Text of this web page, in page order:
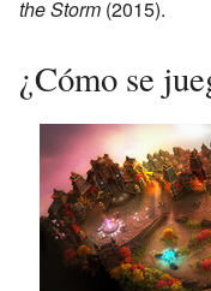
the Storm (2015).
¿Cómo se